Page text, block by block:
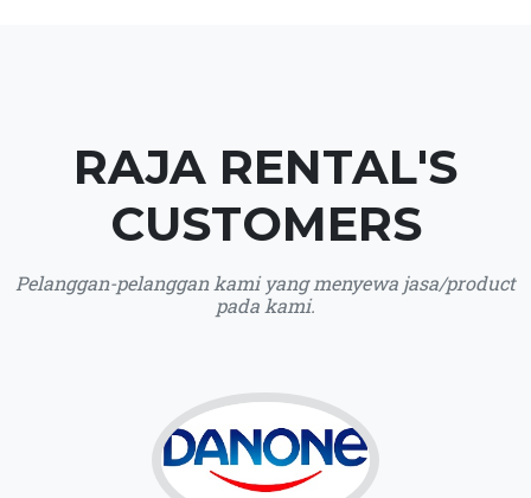
RAJA RENTAL'S
CUSTOMERS
Pelanggan-pelanggan kami yang menyewa jasa/product
pada kami.